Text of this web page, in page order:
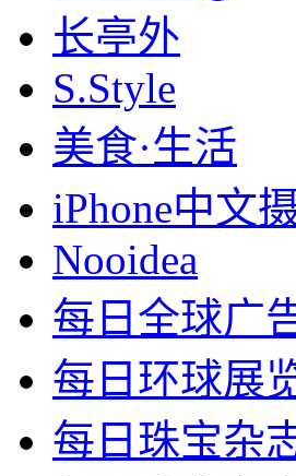
长亭外
S.Style
美食·生活
iPhone中文
Nooidea
每日全球广
每日环球展
每日珠宝杂